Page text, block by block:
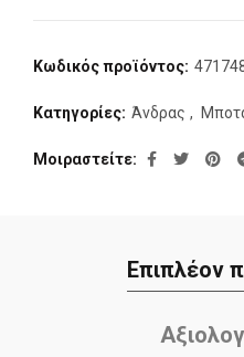
Κωδικός προϊόντος:
Κατηγορίες: Άνδρας ,
Μοιραστείτε
Επιπλέον